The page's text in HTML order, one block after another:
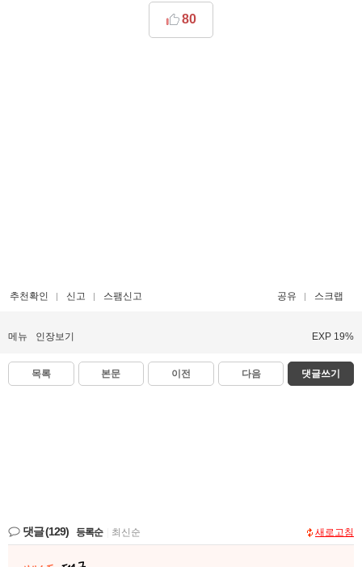
80
추천확인 신고 스팸신고 공유 스크랩
메뉴 인장보기 EXP 19%
목록 본문 이전 다음 댓글쓰기
댓글(129) 등록순 최신순 새로고침